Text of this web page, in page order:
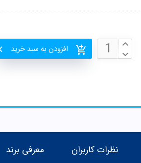
افزودن به سبد خرید
نظرات کاربران معرفی برند